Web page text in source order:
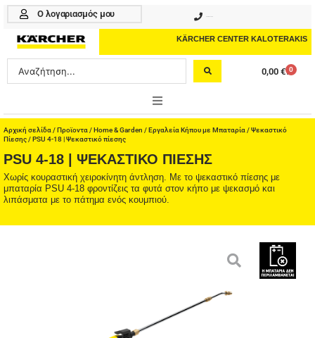
Μετάβαση
περιεχόμενο
Ο λογαριασμός μου
KÄRCHER CENTER KALOTERAKIS
Search
...
0,00 € 0
Cart
ONLINE SHOP
HOME & GARDEN
PROFESSIONAL
Αρχική σελίδα /Προϊοντα /Home & Garden /Εργαλεία Κήπου με Μπαταρία /Ψεκαστικό
Πίεσης/ PSU 4-18 | Ψεκαστικό πίεσης
PSU 4-18 | ΨΕΚΑΣΤΙΚΌ ΠΊΕΣΗΣ
Χωρίς κουραστική χειροκίνητη άντληση. Με το ψεκαστικό πίεσης με
μπαταρία PSU 4-18 φροντίζεις τα φυτά στον κήπο με ψεκασμό και
λιπάσματα με το πάτημα ενός κουμπιού.